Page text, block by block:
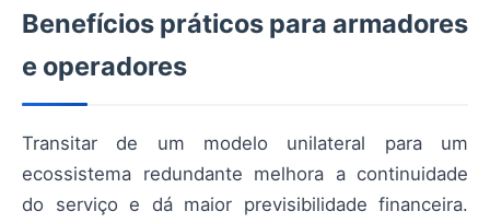
Benefícios práticos para armadores
e operadores
Transitar de um modelo unilateral para um
ecossistema redundante melhora a continuidade
do serviço e dá maior previsibilidade financeira.